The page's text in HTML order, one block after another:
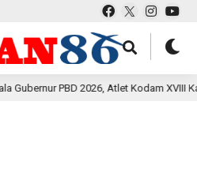
2026, Atlet Kodam XVIII Kasuari